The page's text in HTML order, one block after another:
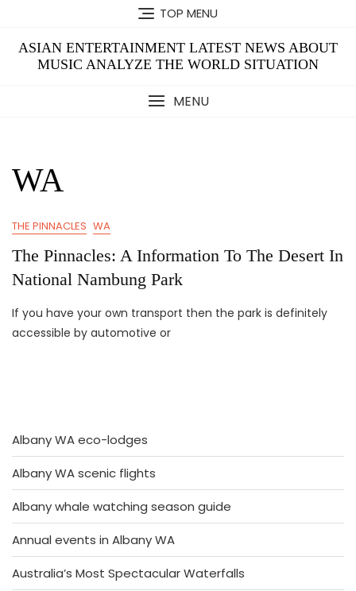
content
TOP MENU
ASIAN ENTERTAINMENT LATEST NEWS ABOUT
MUSIC ANALYZE THE WORLD SITUATION
MENU
WA
THE PINNACLES WA
The Pinnacles: A Information To The Desert In
National Nambung Park
If you have your own transport then the park is definitely
accessible by automotive or
Albany WA eco-lodges
Albany WA scenic flights
Albany whale watching season guide
Annual events in Albany WA
Australia’s Most Spectacular Waterfalls